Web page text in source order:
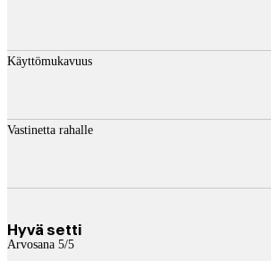
Käyttömukavuus
Vastinetta rahalle
Hyvä setti
Arvosana 5/5